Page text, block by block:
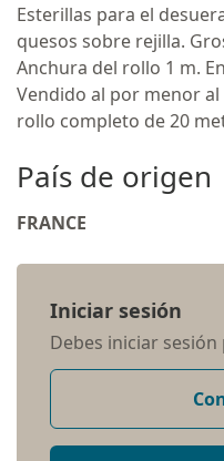
Esterillas para el
quesos sobre rejilla.
Anchura del rollo 1 m.
Vendido al por menor
rollo completo de 20
País de origen
FRANCE
Iniciar sesión
Debes iniciar